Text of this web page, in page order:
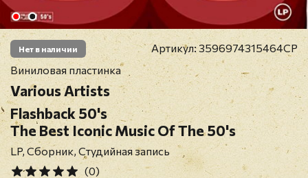
Нет в наличии Артикул:3596974315464CP
Виниловая пластинка
Various Artists
Flashback 50's
The Best Iconic Music Of The 50's
LP, Сборник, Студийная запись
(0)